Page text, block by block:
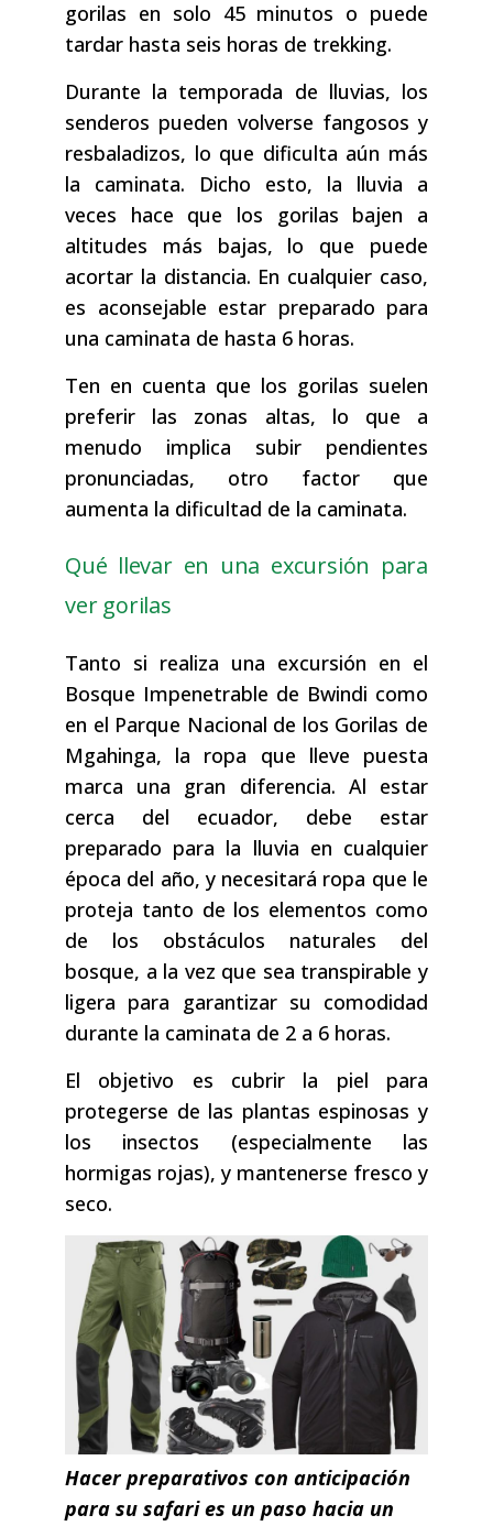
gorilas en solo 45 minutos o puede
tardar hasta seis horas de trekking.
Durante la temporada de lluvias, los
senderos pueden volverse fangosos y
resbaladizos, lo que dificulta aún más
la caminata. Dicho esto, la lluvia a
veces hace que los gorilas bajen a
altitudes más bajas, lo que puede
acortar la distancia. En cualquier caso,
es aconsejable estar preparado para
una caminata de hasta 6 horas.
Ten en cuenta que los gorilas suelen
preferir las zonas altas, lo que a
menudo implica subir pendientes
pronunciadas, otro factor que
aumenta la dificultad de la caminata.
Qué llevar en una excursión para
ver gorilas
Tanto si realiza una excursión en el
Bosque Impenetrable de Bwindi como
en el Parque Nacional de los Gorilas de
Mgahinga, la ropa que lleve puesta
marca una gran diferencia. Al estar
cerca del ecuador, debe estar
preparado para la lluvia en cualquier
época del año, y necesitará ropa que le
proteja tanto de los elementos como
de los obstáculos naturales del
bosque, a la vez que sea transpirable y
ligera para garantizar su comodidad
durante la caminata de 2 a 6 horas.
El objetivo es cubrir la piel para
protegerse de las plantas espinosas y
los insectos (especialmente las
hormigas rojas), y mantenerse fresco y
seco.
Hacer preparativos con anticipación
para su safari es un paso hacia un